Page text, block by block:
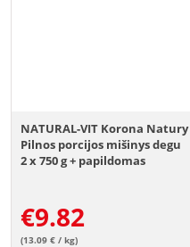
NATURAL-VIT Korona Natury
Pilnos porcijos mišinys degu
2 x 750 g + papildomas
€9.82
(13.09 € / kg)